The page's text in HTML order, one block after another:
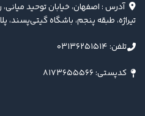
آدرس : اصفهان، خیابان توحید میانی،
تیراژه، طبقه پنجم، باشگاه گیتی‌پسند، پلاک
تلفن: ۰۳۱۳۶۲۵۱۵۱۴
کدپستی: ۸۱۷۳۶۵۵۵۶۶